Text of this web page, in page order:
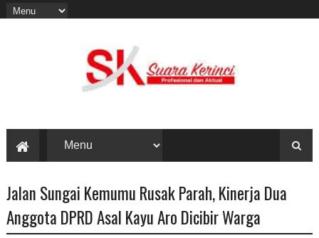
Jalan Sungai Kemumu Rusak Parah, Kinerja Dua
Anggota DPRD Asal Kayu Aro Dicibir Warga